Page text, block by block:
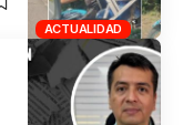
ACTUALIDAD